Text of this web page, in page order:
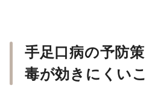
手足口病の予防
毒が効きにくい